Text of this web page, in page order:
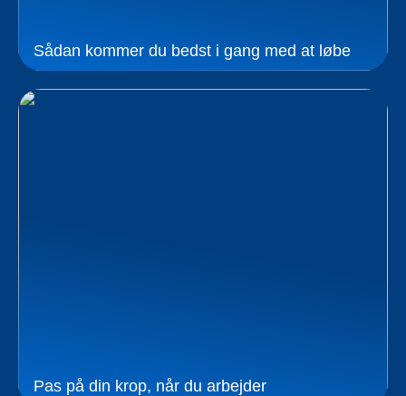
Sådan kommer du bedst i gang med at løbe
Pas på din krop, når du arbejder